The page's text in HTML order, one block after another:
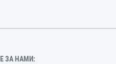
ЗА НАМИ: